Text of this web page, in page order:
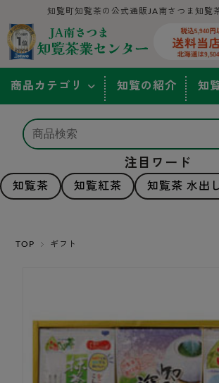
知覧町知覧茶の公式通販JA南さつま知覧
商品カテゴリ 知覧の紹介 知
注目ワード
知覧茶 知覧紅茶 知覧茶 水出し
TOP ギフト